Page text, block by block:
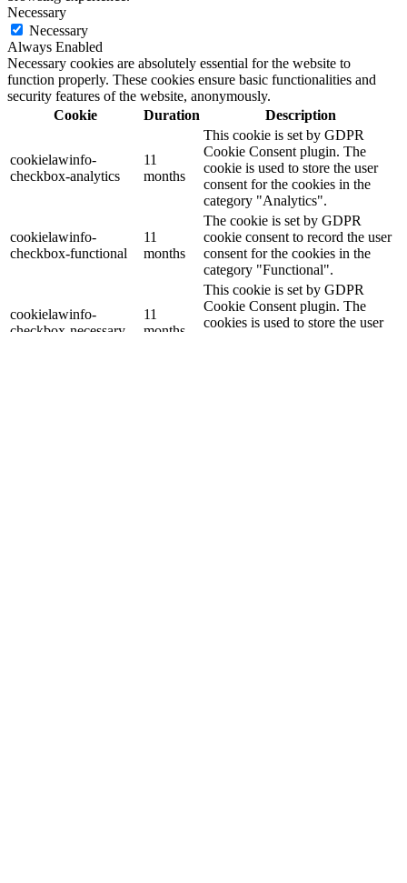
Necessary
Necessary
Always Enabled
Necessary cookies are absolutely essential for the website to
function properly. These cookies ensure basic functionalities and
security features of the website, anonymously.
Cookie
Duration Description
cookielawinfo-
checkbox-analytics
11
months
This cookie is set by GDPR
Cookie Consent plugin. The
cookie is used to store the user
consent for the cookies in the
category "Analytics".
cookielawinfo-
checkbox-functional
11
months
The cookie is set by GDPR
cookie consent to record the user
consent for the cookies in the
category "Functional".
cookielawinfo-
checkbox-necessary
11
months
This cookie is set by GDPR
Cookie Consent plugin. The
cookies is used to store the user